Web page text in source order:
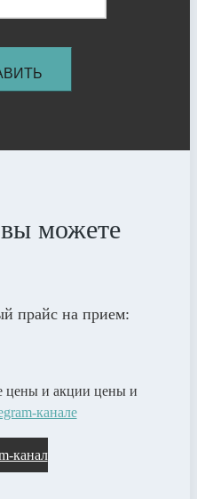
можете
прайс на прием:
цены и акции цены и
канале
канал